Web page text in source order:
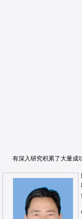
有深入研究积累了大量成